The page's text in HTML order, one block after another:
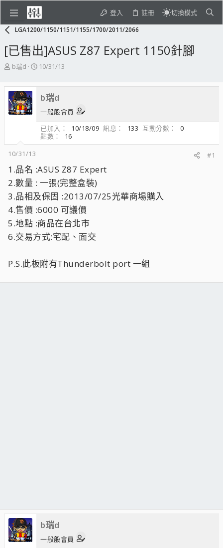
登入 註冊 切換模式
LGA1200/1150/1151/1155/1700/2011/2066
[已售出]ASUS Z87 Expert 1150針腳
主
發
起
人
b瑞d
開
日
期
10/31/13
b瑞d
一般般會員
已加入
10/18/09 訊息 133 互動分數
0
點數
16
10/31/13
#1
1.品名 :ASUS Z87 Expert
2.數量 : 一張(完整盒裝)
3.品相及保固 :2013/07/25光華商場購入
4.售價 :6000 可議價
5.地點 :商品在台北市
6.交易方式:宅配、面交
P.S.此板附有Thunderbolt port 一組
b瑞d
一般般會員